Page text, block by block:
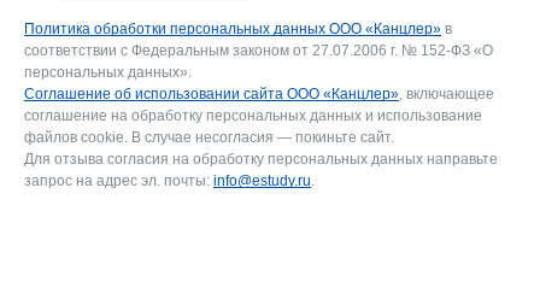
Политика обработки персональных данных ООО «Канцлер» в
соответствии с Федеральным законом от 27.07.2006 г. № 152-ФЗ «О
персональных данных».
Соглашение об использовании сайта ООО «Канцлер», включающее
соглашение на обработку персональных данных и использование
файлов cookie. В случае несогласия — покиньте сайт.
Для отзыва согласия на обработку персональных данных направьте
запрос на адрес эл. почты: info@estudy.ru.